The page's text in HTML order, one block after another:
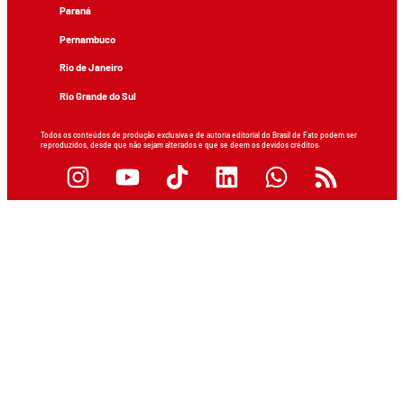
Paraná
Pernambuco
Rio de Janeiro
Rio Grande do Sul
Todos os conteúdos de produção exclusiva e de autoria editorial do Brasil de Fato podem ser
reproduzidos, desde que não sejam alterados e que se deem os devidos créditos.